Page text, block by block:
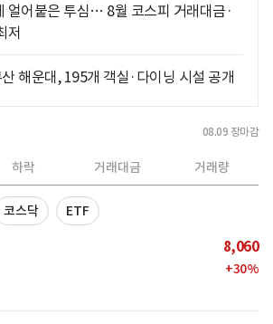
얼어붙은 투심… 8월 코스피 거래대금·
저
해운대, 195개 객실·다이닝 시설 공개
08.09 장마감
하락 거래대금 거래량
코스닥 ETF
8,060
+30%